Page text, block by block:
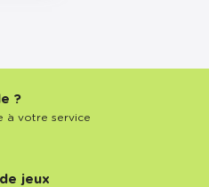
?
à votre service
jeux